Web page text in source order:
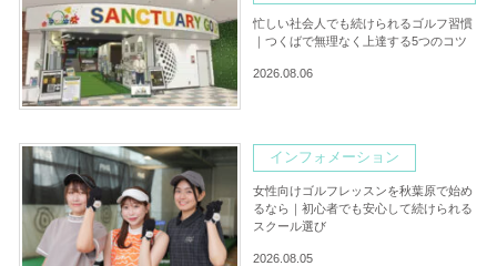
忙しい社会人でも続けられるゴルフ習慣
｜つくばで無理なく上達する5つのコツ
2026.08.06
インフォメーション
女性向けゴルフレッスンを秋葉原で始め
るなら｜初心者でも安心して続けられる
スクール選び
2026.08.05